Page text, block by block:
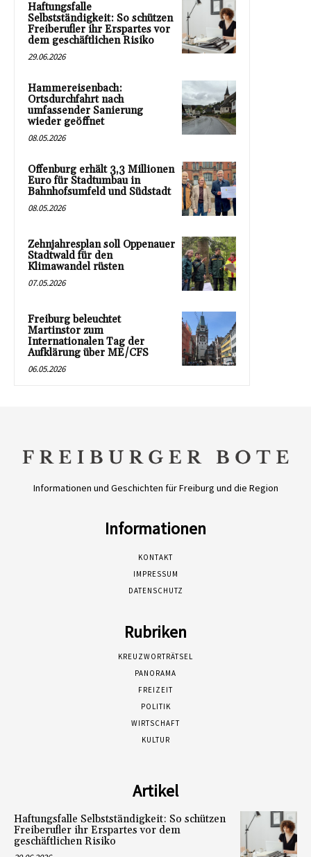
Haftungsfalle
Selbstständigkeit: So schützen
Freiberufler ihr Erspartes vor
dem geschäftlichen Risiko
29.06.2026
Hammereisenbach:
Ortsdurchfahrt nach
umfassender Sanierung
wieder geöffnet
08.05.2026
Offenburg erhält 3,3 Millionen
Euro für Stadtumbau in
Bahnhofsumfeld und Südstadt
08.05.2026
Zehnjahresplan soll Oppenauer
Stadtwald für den
Klimawandel rüsten
07.05.2026
Freiburg beleuchtet
Martinstor zum
Internationalen Tag der
Aufklärung über ME/CFS
06.05.2026
Informationen und Geschichten für Freiburg und die Region
Informationen
KONTAKT
IMPRESSUM
DATENSCHUTZ
Rubriken
KREUZWORTRÄTSEL
PANORAMA
FREIZEIT
POLITIK
WIRTSCHAFT
KULTUR
Artikel
Haftungsfalle Selbstständigkeit: So schützen
Freiberufler ihr Erspartes vor dem
geschäftlichen Risiko